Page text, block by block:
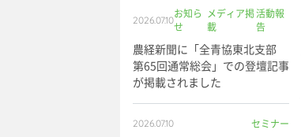
2026.07.10お知ら
せ
メディア掲
載
活動報
告
農経新聞に「全青協東北支部
第65回通常総会」での登壇記事
が掲載されました
2026.07.10 セミナー